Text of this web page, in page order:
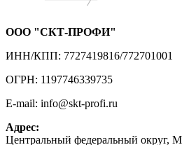
ООО "СКТ-ПРОФИ"
ИНН/КПП: 7727419816/772701001
ОГРН: 1197746339735
E-mail: info@skt-profi.ru
Адрес:
Центральный федеральный округ,